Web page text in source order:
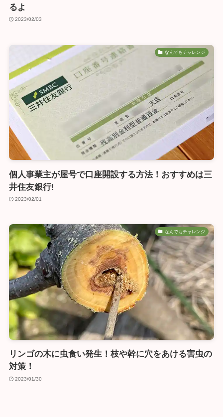
るよ
2023/02/03
なんでもチャレンジ
個人事業主が屋号で口座開設する方法！おすすめは三
井住友銀行!
2023/02/01
なんでもチャレンジ
リンゴの木に虫食い発生！枝や幹に穴をあける害虫の
対策！
2023/01/30